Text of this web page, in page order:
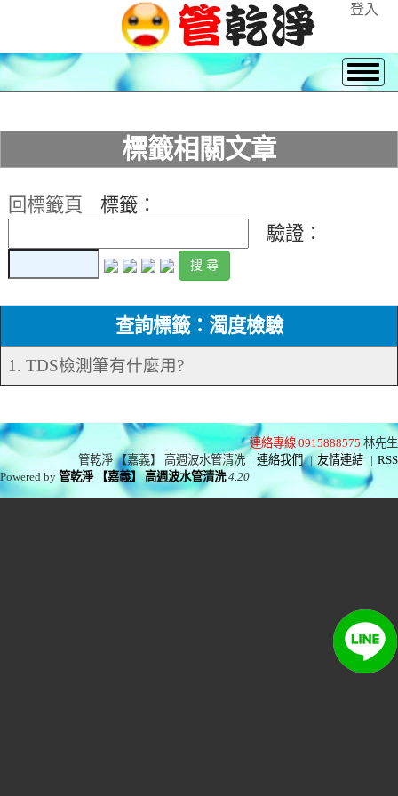
登入
標籤相關文章
回標籤頁
標籤：
驗證：
查詢標籤：濁度檢驗
1. TDS檢測筆有什麼用?
連絡專線 0915888575 林先生
管乾淨 【嘉義】 高週波水管清洗 | 連絡我們 | 友情連結 | RSS
Powered by管乾淨 【嘉義】 高週波水管清洗 4.20